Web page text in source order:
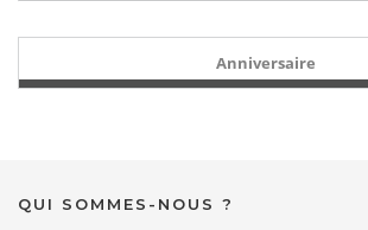
Anniversaire
QUI SOMMES-NOUS ?